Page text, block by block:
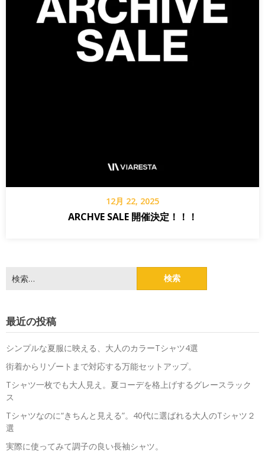
12月 22, 2025
ARCHVE SALE 開催決定！！！
検
索:
最近の投稿
シンプルな夏服に映える、大人のカラーTシャツ4選
街着からリゾートまで対応する万能セットアップ。
Tシャツ一枚でも大人見え。夏コーデを格上げするグレースラック
ス
Tシャツなのに“きちんと見える”。40代に選ばれる大人のTシャツ２
選
実際に使ってみて調子の良い長袖シャツ。